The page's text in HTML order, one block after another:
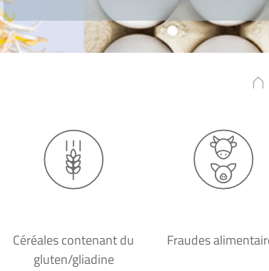
Céréales contenant du
gluten/gliadine
Fraudes